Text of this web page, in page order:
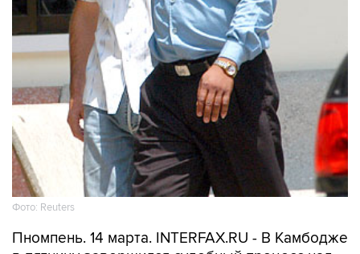
Фото: Reuters
Пномпень. 14 марта. INTERFAX.RU - В Камбодже